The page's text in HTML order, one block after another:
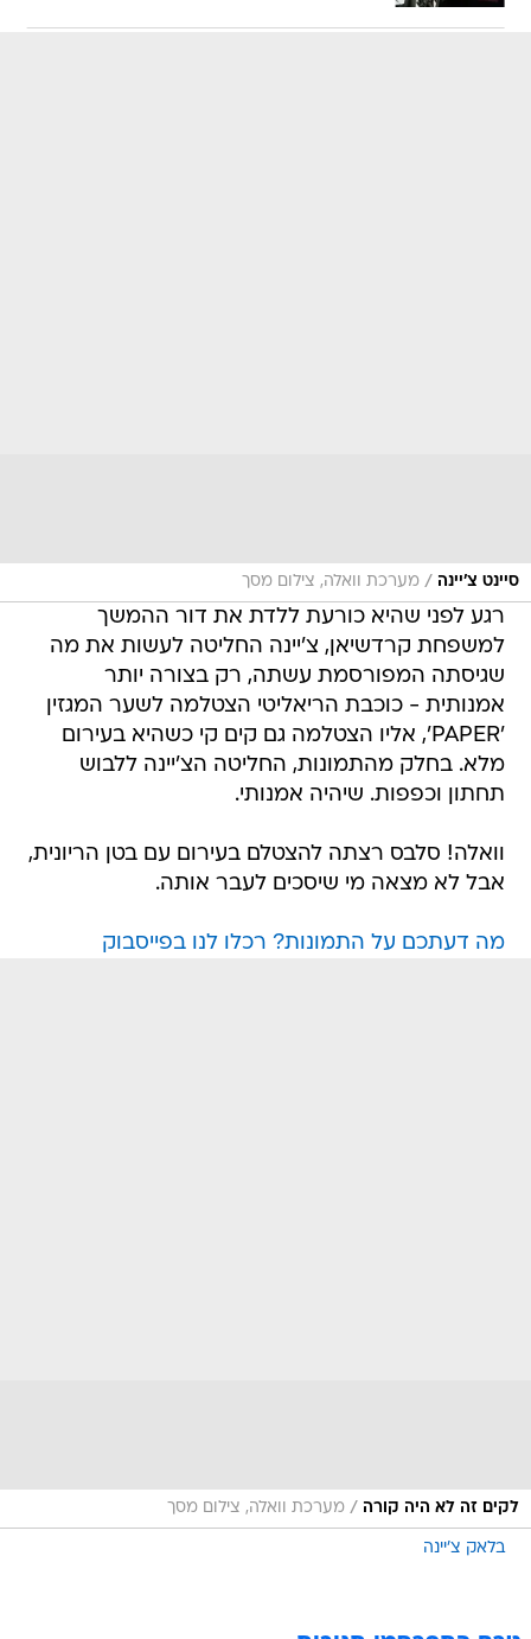
סיינט צ'יינה / מערכת וואלה, צילום מסך
רגע לפני שהיא כורעת ללדת את דור ההמשך
למשפחת קרדשיאן, צ'יינה החליטה לעשות את מה
שגיסתה המפורסמת עשתה, רק בצורה יותר
אמנותית - כוכבת הריאליטי הצטלמה לשער המגזין
'PAPER', אליו הצטלמה גם קים קי כשהיא בעירום
מלא. בחלק מהתמונות, החליטה הצ'יינה ללבוש
תחתון וכפפות. שיהיה אמנותי.
וואלה! סלבס רצתה להצטלם בעירום עם בטן הריונית,
אבל לא מצאה מי שיסכים לעבר אותה.
מה דעתכם על התמונות? רכלו לנו בפייסבוק
לקים זה לא היה קורה / מערכת וואלה, צילום מסך
בלאק צ'יינה